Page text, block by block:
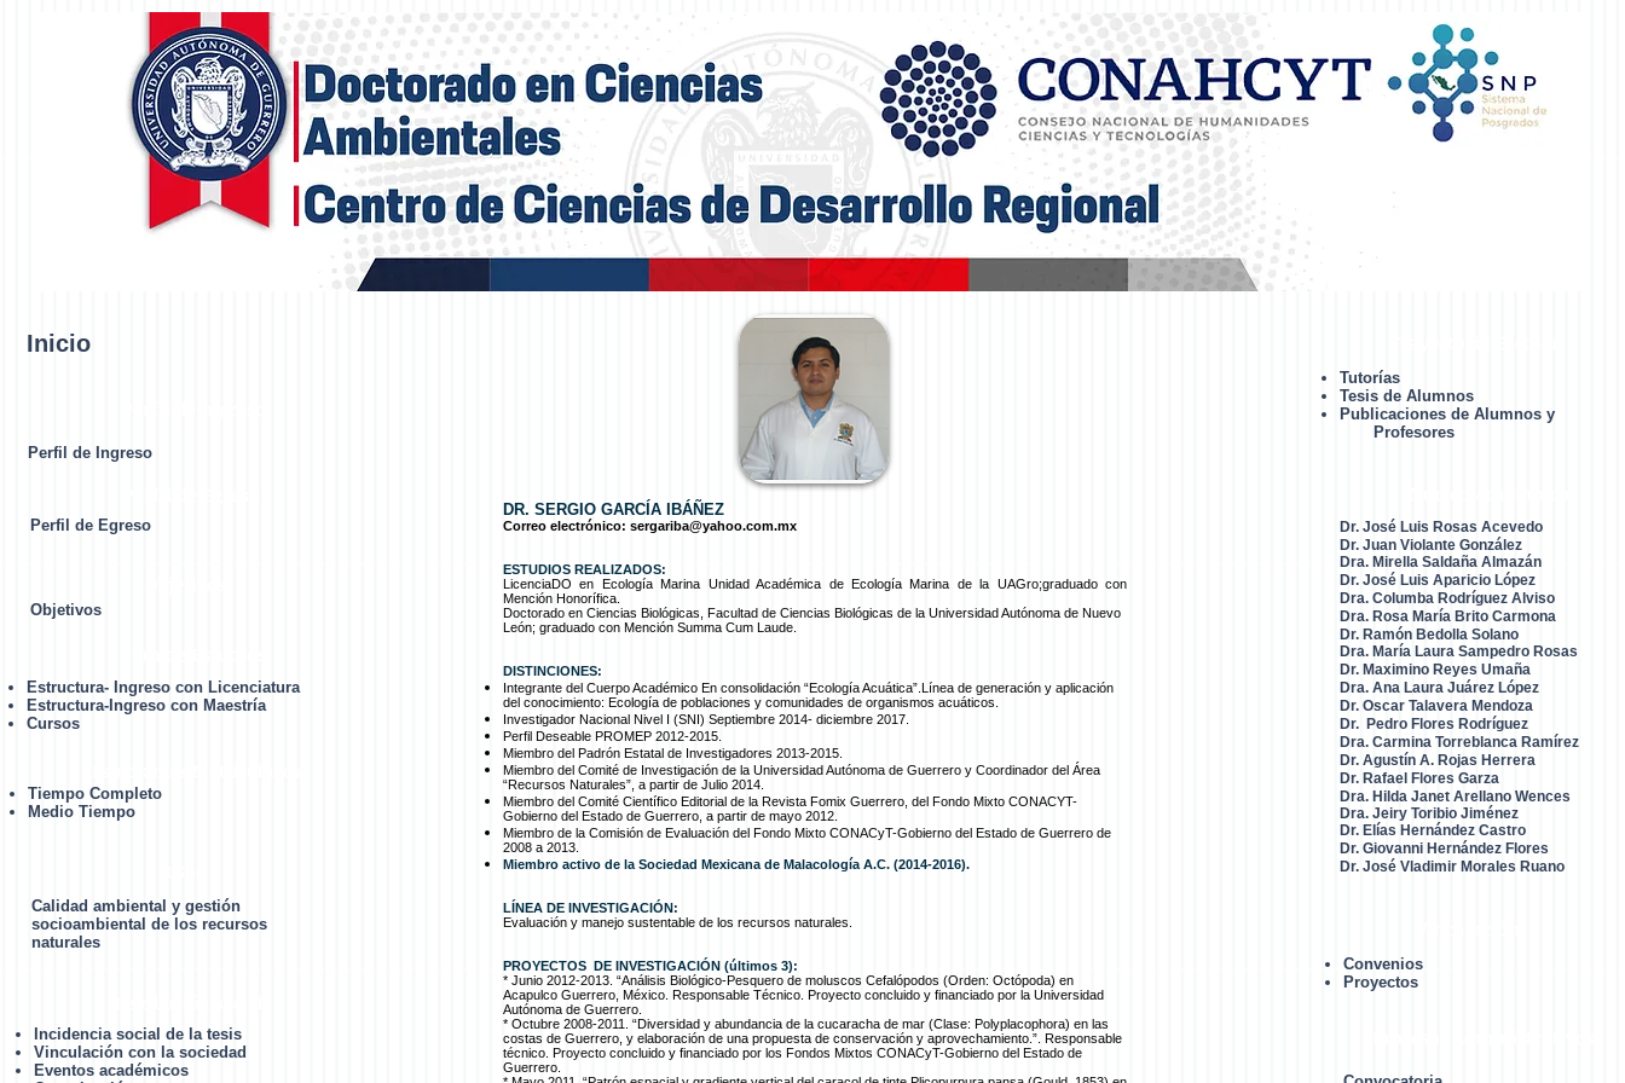
DR. SERGIO GARCÍA IBÁÑEZ
Correo electrónico: sergariba@yahoo.com.mx
ESTUDIOS REALIZADOS:
LicenciaDO en Ecología Marina Unidad Académica de Ecología Marina de la UAGro;graduado con
Mención Honorífica.
Doctorado en Ciencias Biológicas, Facultad de Ciencias Biológicas de la Universidad Autónoma de Nuevo
León; graduado con Mención Summa Cum Laude.
DISTINCIONES:
Integrante del Cuerpo Académico En consolidación “Ecología Acuática”.Línea de generación y aplicación
del conocimiento: Ecología de poblaciones y comunidades de organismos acuáticos.
Investigador Nacional Nivel I (SNI) Septiembre 2014- diciembre 2017.
Perfil Deseable PROMEP 2012-2015.
Miembro del Padrón Estatal de Investigadores 2013-2015.
Miembro del Comité de Investigación de la Universidad Autónoma de Guerrero y Coordinador del Área
“Recursos Naturales”, a partir de Julio 2014.
Miembro del Comité Científico Editorial de la Revista Fomix Guerrero, del Fondo Mixto CONACYT-
Gobierno del Estado de Guerrero, a partir de mayo 2012.
Miembro de la Comisión de Evaluación del Fondo Mixto CONACyT-Gobierno del Estado de Guerrero de
2008 a 2013.
Miembro activo de la Sociedad Mexicana de Malacología A.C. (2014-2016).
LÍNEA DE INVESTIGACIÓN:
Evaluación y manejo sustentable de los recursos naturales.
PROYECTOS DE INVESTIGACIÓN (últimos 3):
* Junio 2012-2013. “Análisis Biológico-Pesquero de moluscos Cefalópodos (Orden: Octópoda) en
Acapulco Guerrero, México. Responsable Técnico. Proyecto concluido y financiado por la Universidad
Autónoma de Guerrero.
* Octubre 2008-2011. “Diversidad y abundancia de la cucaracha de mar (Clase: Polyplacophora) en las
costas de Guerrero, y elaboración de una propuesta de conservación y aprovechamiento.”. Responsable
técnico. Proyecto concluido y financiado por los Fondos Mixtos CONACyT-Gobierno del Estado de
Guerrero.
Inicio
Calidad ambiental y gestión
socioambiental de los recursos
naturales
Convenios
Proyectos
Tutorías
Tesis de Alumnos
Publicaciones de Alumnos y
Profesores
Tiempo Completo
Medio Tiempo
Estructura- Ingreso con Licenciatura
Estructura-Ingreso con Maestría
Cursos
Objetivos
Dr. José Luis Rosas Acevedo
Dr. Juan Violante González
Dra. Mirella Saldaña Almazán
Dr. José Luis Aparicio López
Dra. Columba Rodríguez Alviso
Dra. Rosa María Brito Carmona
Dr. Ramón Bedolla Solano
Dra. María Laura Sampedro Rosas
Dr. Maximino Reyes Umaña
Dra. Ana Laura Juárez López
Dr. Oscar Talavera Mendoza
Dr. Pedro Flores Rodríguez
Dra. Carmina Torreblanca Ramírez
Dr. Agustín A. Rojas Herrera
Dr. Rafael Flores Garza
Dra. Hilda Janet Arellano Wences
Dra. Jeiry Toribio Jiménez
Dr. Elías Hernández Castro
Dr. Giovanni Hernández Flores
Dr. José Vladimir Morales Ruano
Incidencia social de la tesis
Vinculación con la sociedad
Eventos académicos
Perfil de Ingreso
Perfil de Egreso